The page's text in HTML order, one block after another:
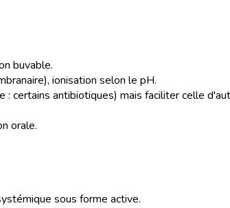
buvable.
ionisation selon le pH.
certains antibiotiques) mais faciliter celle
orale.
sous forme active.